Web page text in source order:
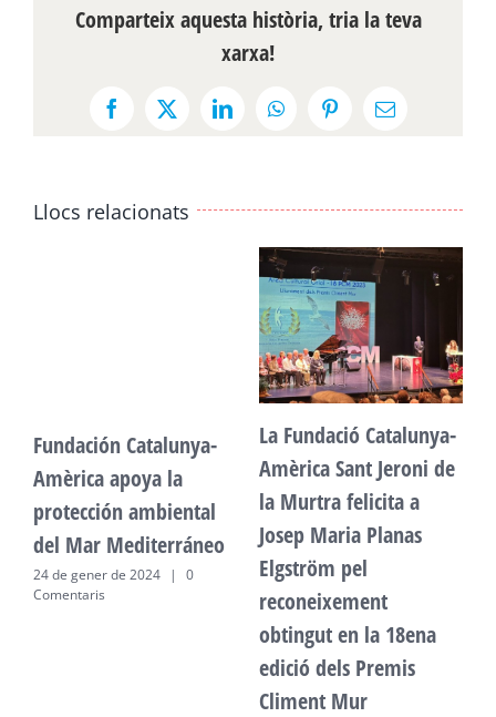
Comparteix aquesta història, tria la teva
xarxa!
Facebook
X LinkedInWhatsAppPinterestEmail:
Llocs relacionats
Fundación Catalunya-
Amèrica apoya la
protección ambiental
del Mar Mediterráneo
24 de gener de 2024 |
0
Comentaris
La Fundació Catalunya-
Amèrica Sant Jeroni de
la Murtra felicita a
Josep Maria Planas
Elgström pel
reconeixement
obtingut en la 18ena
edició dels Premis
Climent Mur